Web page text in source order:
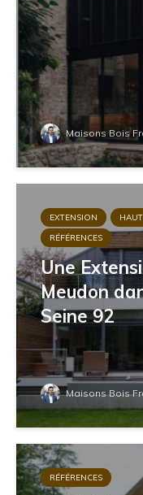
Maisons Bois
EXTENSION
RÉFÉRENCES
Une
Meudon
Seine 92
Maisons Bois
RÉFÉRENCES